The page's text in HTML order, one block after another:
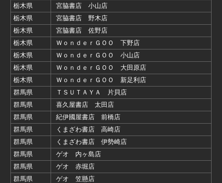
栃木県
宮脇書店 小山店
栃木県
宮脇書店 野木店
栃木県
宮脇書店 佐野店
栃木県
ＷｏｎｄｅｒＧＯＯ 下野店
栃木県
ＷｏｎｄｅｒＧＯＯ 小山店
栃木県
ＷｏｎｄｅｒＧＯＯ 大田原店
栃木県
ＷｏｎｄｅｒＧＯＯ 新足利店
群馬県
ＴＳＵＴＡＹＡ 片貝店
群馬県
喜久屋書店 太田店
群馬県
紀伊國屋書店 前橋店
群馬県
くまざわ書店 高崎店
群馬県
くまざわ書店 伊勢崎店
群馬県
ゲオ 内ヶ島店
群馬県
ゲオ 赤堀店
群馬県
ゲオ 笠懸店